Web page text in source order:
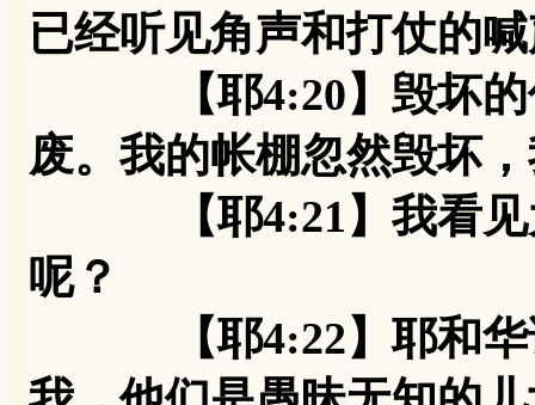
已经听见角声和打仗的
【耶4:20】毁坏的信
废。我的帐棚忽然毁坏
【耶4:21】我看见大
呢？
【耶4:22】耶和华说